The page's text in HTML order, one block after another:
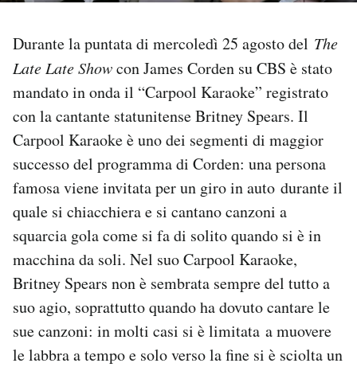
I MIEI PREFERITI
SHOP
CALENDARIO
Area Personale
Newsletter
Notifiche mobile
Regala il Post
Hai bisogno di aiuto?
Esci
Durante la puntata di mercoledì 25 agosto del The
Late Late Showcon James Corden su CBS è stato
mandato in onda il “Carpool Karaoke” registrato
con la cantante statunitense Britney Spears. Il
Carpool Karaoke è uno dei segmenti di maggior
successo del programma di Corden: una persona
famosa viene invitata per un giro in auto durante il
quale si chiacchiera e si cantano canzoni a
squarcia gola come si fa di solito quando si è in
macchina da soli. Nel suo Carpool Karaoke,
Britney Spears non è sembrata sempre del tutto a
suo agio, soprattutto quando ha dovuto cantare le
sue canzoni: in molti casi si è limitata a muovere
le labbra a tempo e solo verso la fine si è sciolta un